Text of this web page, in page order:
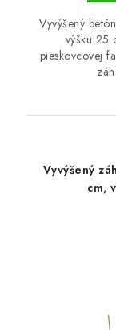
Vyvýšený
výšku 25
pieskovcovej
Vyvýšený
cm,